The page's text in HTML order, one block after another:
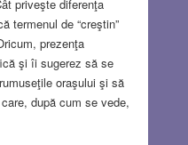
priveşte diferenţa
termenul de “creştin”
prezenţa
şi îi sugerez să se
oraşului şi să
după cum se vede,